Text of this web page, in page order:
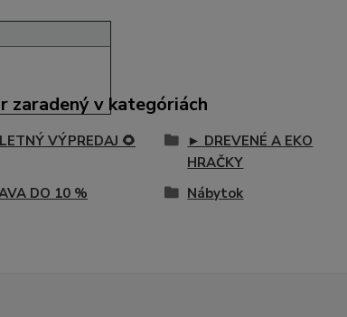
zaradený v kategóriách
VÝPREDAJ 🌻
► DREVENÉ A EKO
HRAČKY
DO 10 %
Nábytok